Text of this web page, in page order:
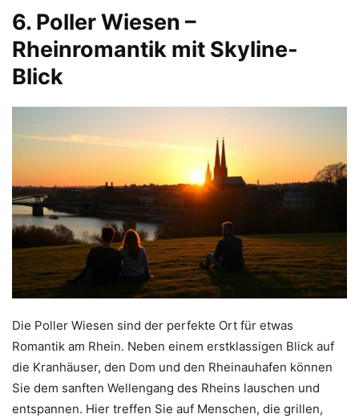
6. Poller Wiesen –
Rheinromantik mit Skyline-
Blick
Die Poller Wiesen sind der perfekte Ort für etwas
Romantik am Rhein. Neben einem erstklassigen Blick auf
die Kranhäuser, den Dom und den Rheinauhafen können
Sie dem sanften Wellengang des Rheins lauschen und
entspannen. Hier treffen Sie auf Menschen, die grillen,